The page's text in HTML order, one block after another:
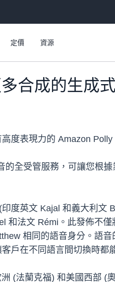
定價 資源
合成的生成
度表現力的 Amazon
的全受管服務，可讓您根
度英文 Kajal 和義大利
和法文 Rémi。此發佈不
相同的語音身分。語
戶在不同語言間切換時都
(法蘭克福) 和美國西部 (